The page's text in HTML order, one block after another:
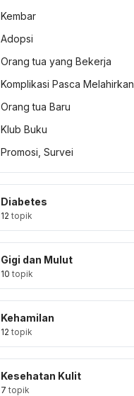
Kembar
Adopsi
Orang tua yang Bekerja
Komplikasi Pasca Melahirkan
Orang tua Baru
Klub Buku
Promosi, Survei
Diabetes
12 topik
Gigi dan Mulut
10 topik
Kehamilan
12 topik
Kesehatan Kulit
7 topik